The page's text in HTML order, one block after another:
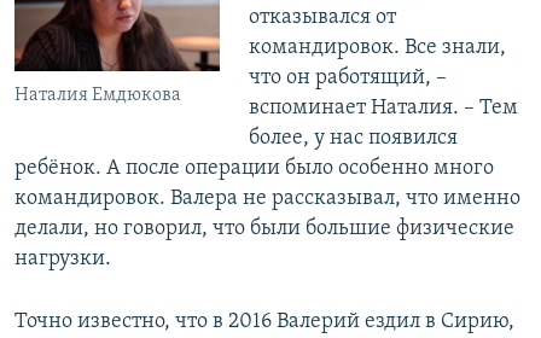
Наталия Емдюкова
отказывался от
командировок. Все знали,
что он работящий, –
вспоминает Наталия. – Тем
более, у нас появился
ребёнок. А после операции было особенно много
командировок. Валера не рассказывал, что именно
делали, но говорил, что были большие физические
нагрузки.
Точно известно, что в 2016 Валерий ездил в Сирию,